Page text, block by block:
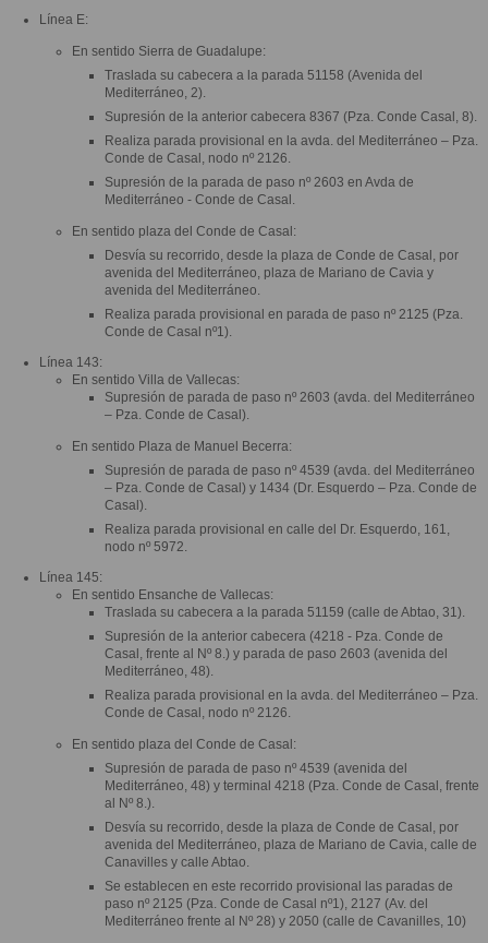
Línea E:
En sentido Sierra de Guadalupe:
Traslada su cabecera a la parada 51158 (Avenida del
Mediterráneo, 2).
Supresión de la anterior cabecera 8367 (Pza. Conde Casal, 8).
Realiza parada provisional en la avda. del Mediterráneo – Pza.
Conde de Casal, nodo nº 2126.
Supresión de la parada de paso nº 2603 en Avda de
Mediterráneo - Conde de Casal.
En sentido plaza del Conde de Casal:
Desvía su recorrido, desde la plaza de Conde de Casal, por
avenida del Mediterráneo, plaza de Mariano de Cavia y
avenida del Mediterráneo.
Realiza parada provisional en parada de paso nº 2125 (Pza.
Conde de Casal nº1).
Línea 143:
En sentido Villa de Vallecas:
Supresión de parada de paso nº 2603 (avda. del Mediterráneo
– Pza. Conde de Casal).
En sentido Plaza de Manuel Becerra:
Supresión de parada de paso nº 4539 (avda. del Mediterráneo
– Pza. Conde de Casal) y 1434 (Dr. Esquerdo – Pza. Conde de
Casal).
Realiza parada provisional en calle del Dr. Esquerdo, 161,
nodo nº 5972.
Línea 145:
En sentido Ensanche de Vallecas:
Traslada su cabecera a la parada 51159 (calle de Abtao, 31).
Supresión de la anterior cabecera (4218 - Pza. Conde de
Casal, frente al Nº 8.) y parada de paso 2603 (avenida del
Mediterráneo, 48).
Realiza parada provisional en la avda. del Mediterráneo – Pza.
Conde de Casal, nodo nº 2126.
En sentido plaza del Conde de Casal:
Supresión de parada de paso nº 4539 (avenida del
Mediterráneo, 48) y terminal 4218 (Pza. Conde de Casal, frente
al Nº 8.).
Desvía su recorrido, desde la plaza de Conde de Casal, por
avenida del Mediterráneo, plaza de Mariano de Cavia, calle de
Canavilles y calle Abtao.
Se establecen en este recorrido provisional las paradas de
paso nº 2125 (Pza. Conde de Casal nº1), 2127 (Av. del
Mediterráneo frente al Nº 28) y 2050 (calle de Cavanilles, 10)